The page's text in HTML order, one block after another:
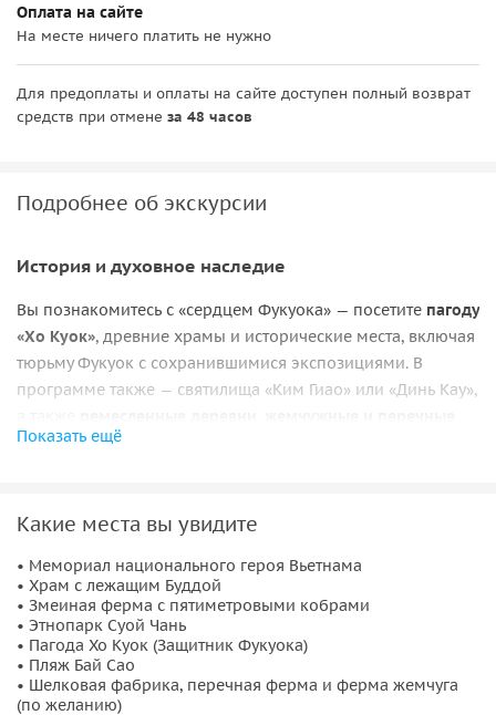
Оплата на сайте
На месте ничего платить не нужно
Для предоплаты и оплаты на сайте доступен полный возврат
средств при отмене за 48 часов
Подробнее об экскурсии
История и духовное наследие
Вы познакомитесь с «сердцем Фукуока» — посетите пагоду
«Хо Куок», древние храмы и исторические места, включая
тюрьму Фукуок с сохранившимися экспозициями. В
программе также — святилища «Ким Гиао» или «Динь Кау»,
фермы, где раскрываются традиции острова.
Путешествие дополнит знакомство с природой:
комплексе «Суой Чань» , круглые лодки и змеиные фермы,
а также аутентичные локации вроде рыбацкой деревни
«Рач Вем». На севере острова вы отправитесь на каноэ к
мысу «Муи Хам Ронг» —«Королевству морских звёзд»
белым песком и прозрачной водой.
Завершение программы зависит от маршрута:
Показать ещё
Какие места вы увидите
• Мемориал национального героя Вьетнама
• Храм с лежащим Буддой
• Змеиная ферма с пятиметровыми кобрами
• Этнопарк Суой Чань
• Пагода Хо Куок (Защитник Фукуока)
• Пляж Бай Сао
• Шелковая фабрика, перечная ферма и ферма жемчуга
(по желанию)